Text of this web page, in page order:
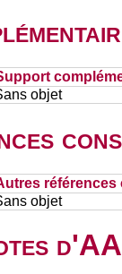
objet
références
objet